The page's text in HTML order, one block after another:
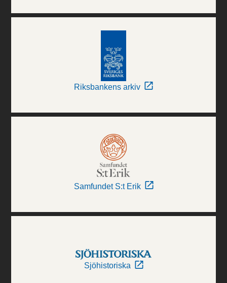
Riksbankens arkiv
Samfundet S:t Erik
Sjöhistoriska